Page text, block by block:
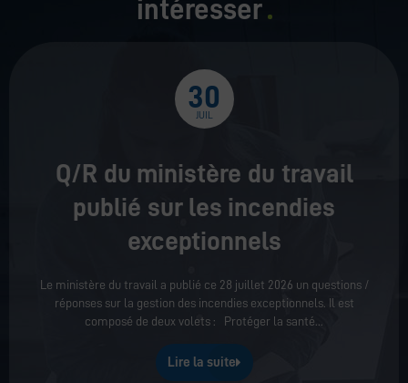
intéresser
30
Q/R du ministère du travail
publié sur les incendies
exceptionnels
Le ministère du travail a publié ce 28 juillet 2026 un questions /
réponses sur la gestion des incendies exceptionnels. Il est
composé de deux volets : Protéger la santé
Lire la suite